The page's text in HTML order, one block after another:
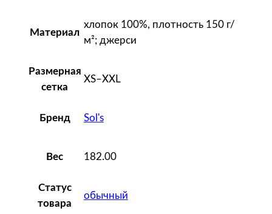
Материал
хлопок 100%, плотность 150 г/
м²; джерси
Размерная
сетка
XS–XXL
Бренд Sol's
Вес 182.00
Статус
товара
обычный